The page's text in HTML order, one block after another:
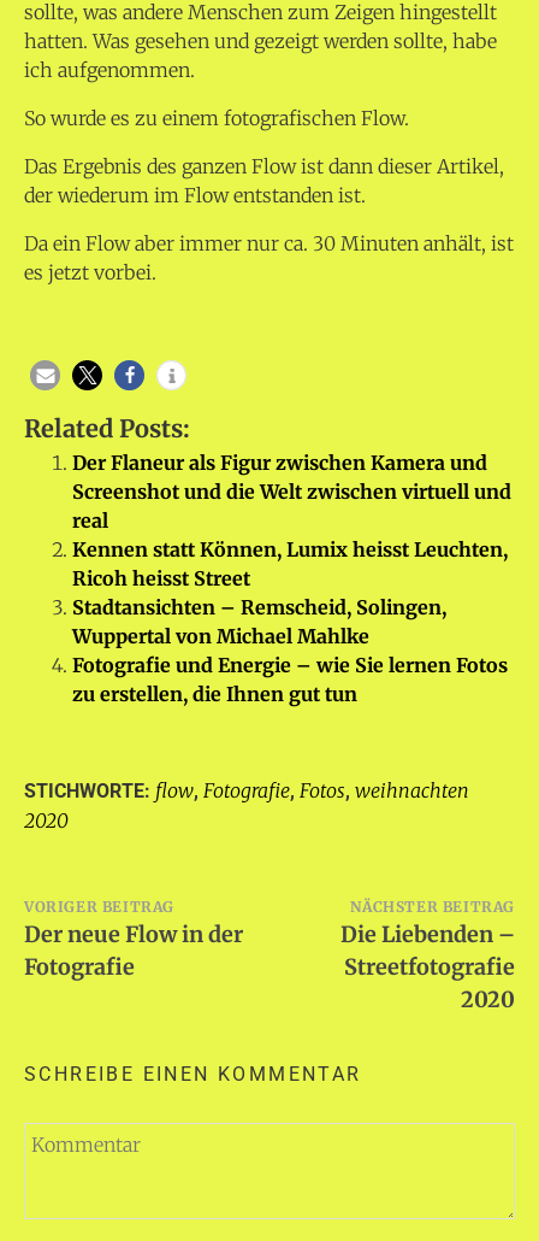
sollte, was andere Menschen zum Zeigen hingestellt
hatten. Was gesehen und gezeigt werden sollte, habe
ich aufgenommen.
So wurde es zu einem fotografischen Flow.
Das Ergebnis des ganzen Flow ist dann dieser Artikel,
der wiederum im Flow entstanden ist.
Da ein Flow aber immer nur ca. 30 Minuten anhält, ist
es jetzt vorbei.
Related Posts:
Der Flaneur als Figur zwischen Kamera und
Screenshot und die Welt zwischen virtuell und
real
Kennen statt Können, Lumix heisst Leuchten,
Ricoh heisst Street
Stadtansichten – Remscheid, Solingen,
Wuppertal von Michael Mahlke
Fotografie und Energie – wie Sie lernen Fotos
zu erstellen, die Ihnen gut tun
STICHWORTE: flow, Fotografie, Fotos, weihnachten
2020
Beitragsnavigation
VORIGER BEITRAG
Der neue Flow in der
Fotografie
NÄCHSTER BEITRAG
Die Liebenden –
Streetfotografie
2020
SCHREIBE EINEN KOMMENTAR